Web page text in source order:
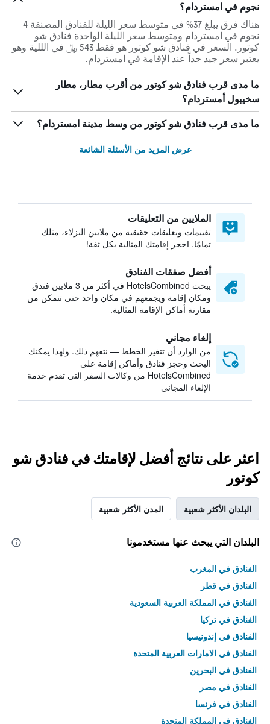
نجوم في امستردام؟
هناك فرق يبلغ 37% في متوسط ​​سعر الليلة للفنادق المصنفة 4
نجوم في امستردام ومتوسط ​​سعر الليلة الواحدة فنادق شو
كوتور. السعر في فنادق شو كوتور هو فقط 543 ﷼ في الللية وهو
يعتبر سعر جيد جداً عند الإقامة في امستردام.
ما مدى قرب فنادق شو كوتور من أقرب مطار، مطار
سخيبول أمستردام؟
ما مدى قرب فنادق شو كوتور من وسط مدينة امستردام؟
عرض المزيد من الأسئلة الشائعة
الملايين من التعليقات
تقييمات وتعليقات حقيقية من ملايين النزلاء، مثلك
تمامًا. احجز إقامتك المثالية بكل ثقة!
أفضل صفقات الفنادق
يبحث HotelsCombined في أكثر من 3 ملايين فندق
ومكان إقامة ويجمعهم في مكان واحد حتى تتمكن من
مقارنة أماكن الإقامة المثالية.
إلغاء مجاني
من الوارد أن تتغير الخطط — نتفهم ذلك. ولهذا يمكنك
البحث وحجز فنادق وأماكن إقامة على
HotelsCombined من وكالات السفر التي تقدم خدمة
الإلغاء المجاني
اعثر على نتائج أفضل لإقامتك في فنادق شو
كوتور
البلدان الأكثر شعبية المدن الأكثر شعبية
البلدان التي يبحث عنها مستخدمونا
الفنادق في المغرب
الفنادق في قطر
الفنادق في المملكة العربية السعودية
الفنادق في تركيا
الفنادق في إندونيسيا
الفنادق في الامارات العربية المتحدة
الفنادق في البحرين
الفنادق في مصر
الفنادق في فرنسا
الفنادق في المملكة المتحدة